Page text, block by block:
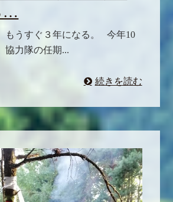
…
もうすぐ３年になる。 今年10
協力隊の任期...
続きを読む